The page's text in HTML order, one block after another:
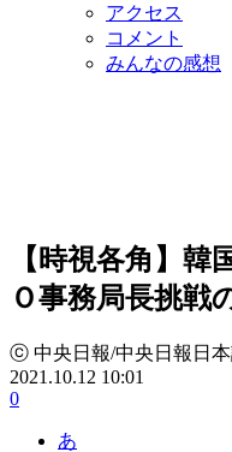
アクセス
コメント
みんなの感想
【時視各角】韓
Ｏ事務局長挑戦
ⓒ 中央日報/中央日報日本
2021.10.12 10:01
0
あ